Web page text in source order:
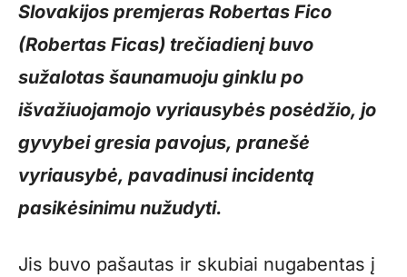
Slovakijos premjeras Robertas Fico
(Robertas Ficas) trečiadienį buvo
sužalotas šaunamuoju ginklu po
išvažiuojamojo vyriausybės posėdžio, jo
gyvybei gresia pavojus, pranešė
vyriausybė, pavadinusi incidentą
pasikėsinimu nužudyti.
Jis buvo pašautas ir skubiai nugabentas į